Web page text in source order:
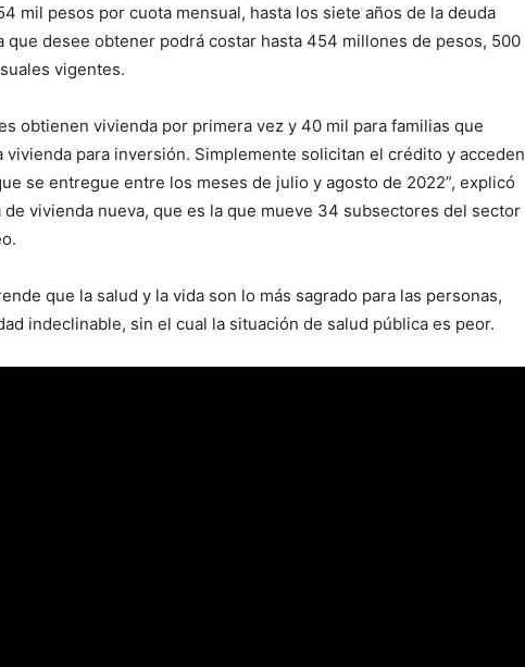
mil pesos por cuota mensual, hasta los siete años de la deuda
que desee obtener podrá costar hasta 454 millones de pesos, 500
vigentes.
obtienen vivienda por primera vez y 40 mil para familias que
vivienda para inversión. Simplemente solicitan el crédito y acceden
se entregue entre los meses de julio y agosto de 2022”, explicó
de vivienda nueva, que es la que mueve 34 subsectores del sector
que la salud y la vida son lo más sagrado para las personas,
indeclinable, sin el cual la situación de salud pública es peor.